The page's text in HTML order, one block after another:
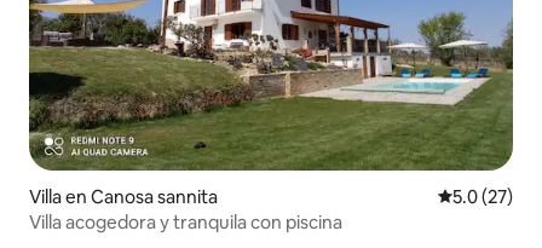
Villa en Canosa sannita Calificación
5.0 (27)
Villa acogedora y tranquila con piscina